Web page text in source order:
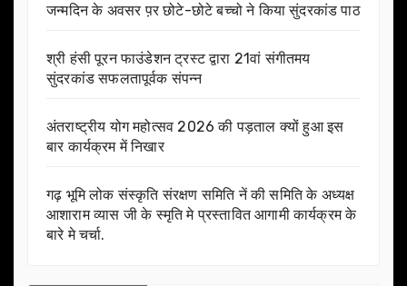
जन्मदिन के अवसर प़र छोटे-छोटे बच्चो ने किया सुंदरकांड पाठ
श्री हंसी पूरन फाउंडेशन ट्रस्ट द्वारा 21वां संगीतमय
सुंदरकांड सफलतापूर्वक संपन्न
अंतराष्ट्रीय योग महोत्सव 2026 की पड़ताल क्यों हुआ इस
बार कार्यक्रम में निखार
गढ़ भूमि लोक संस्कृति संरक्षण समिति नें की समिति के अध्यक्ष
आशाराम व्यास जी के स्मृति मे प्रस्तावित आगामी कार्यक्रम के
बारे मे चर्चा.